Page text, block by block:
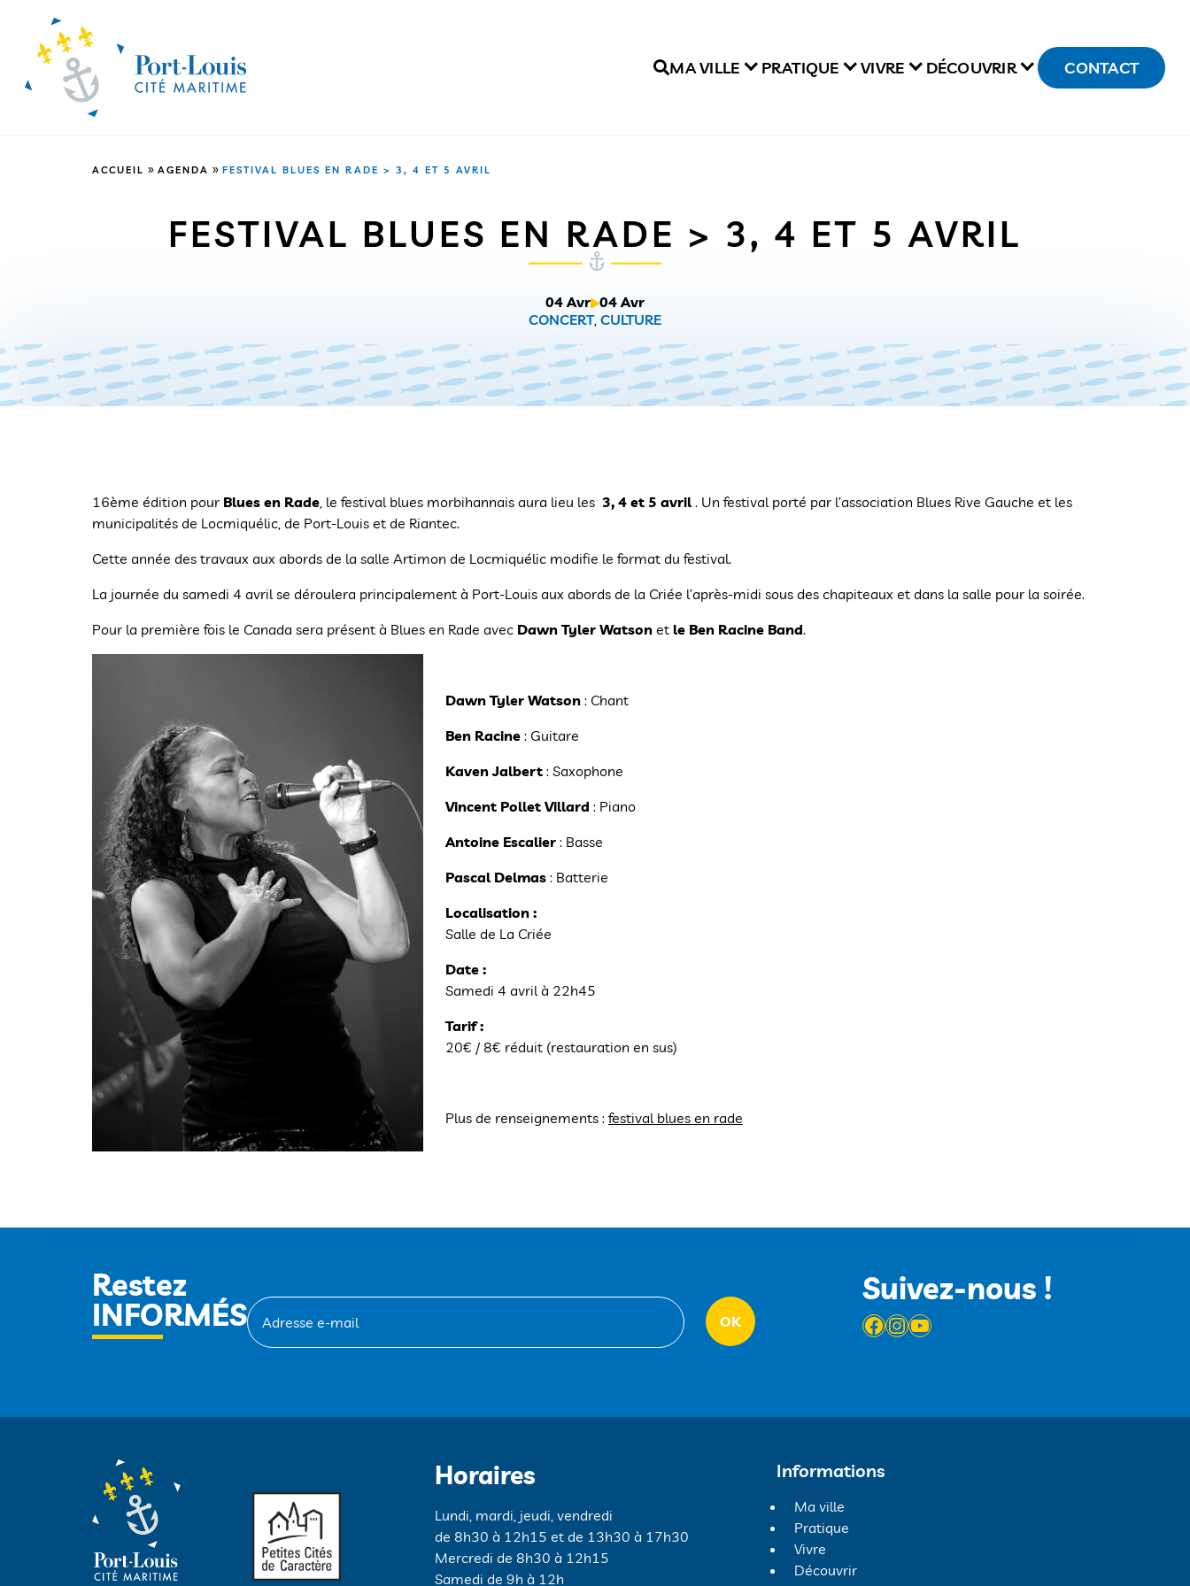
MA VILLE PRATIQUE VIVRE DÉCOUVRIR CONTACT
ACCUEIL » AGENDA » FESTIVAL BLUES EN RADE > 3, 4 ET 5 AVRIL
FESTIVAL BLUES EN RADE > 3, 4 ET 5 AVRIL
04 Avr 04 Avr
CONCERT, CULTURE
16ème édition pour Blues en Rade, le festival blues morbihannais aura lieu les 3, 4 et 5 avril. Un festival porté par l’association Blues Rive Gauche et les
municipalités de Locmiquélic, de Port-Louis et de Riantec.
Cette année des travaux aux abords de la salle Artimon de Locmiquélic modifie le format du festival.
La journée du samedi 4 avril se déroulera principalement à Port-Louis aux abords de la Criée l’après-midi sous des chapiteaux et dans la salle pour la soirée.
Pour la première fois le Canada sera présent à Blues en Rade avec Dawn Tyler Watson et le Ben Racine Band.
Dawn Tyler Watson : Chant
Ben Racine : Guitare
Kaven Jalbert : Saxophone
Vincent Pollet Villard : Piano
Antoine Escalier : Basse
Pascal Delmas : Batterie
Localisation :
Salle de La Criée
Date :
Samedi 4 avril à 22h45
Tarif :
20€ / 8€ réduit (restauration en sus)
Plus de renseignements : festival blues en rade
Restez
INFORMÉS
Suivez-nous !
Facebook
Instagram
YouTube
Horaires
Lundi, mardi, jeudi, vendredi
de 8h30 à 12h15 et de 13h30 à 17h30
Mercredi de 8h30 à 12h15
Samedi de 9h à 12h
Informations
Ma ville
Pratique
Vivre
Découvrir